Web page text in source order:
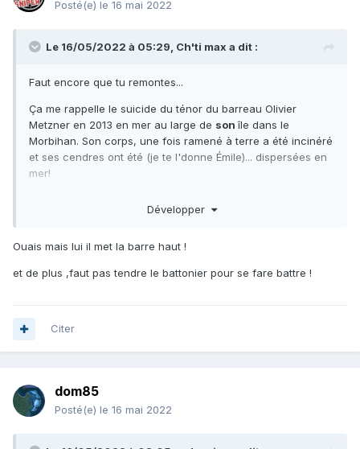
Posté(e) le 16 mai 2022
Le 16/05/2022 à 05:29, Ch'ti max a dit :
Faut encore que tu remontes...
Ça me rappelle le suicide du ténor du barreau Olivier
Metzner en 2013 en mer au large de sonîle dans le
Morbihan. Son corps, une fois ramené à terre a été incinéré
et ses cendres ont été (je te l'donne Émile)... dispersées en
mer!
Développer
Ouais mais lui il met la barre haut !
et de plus ,faut pas tendre le battonier pour se fare battre !
Citer
dom85
Posté(e) le 16 mai 2022